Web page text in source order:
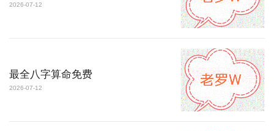
2026-07-12
最全八字算命免费
2026-07-12